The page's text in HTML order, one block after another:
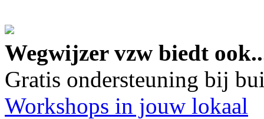
Wegwijzer vzw biedt
Gratis ondersteuning bij
Workshops in jouw lokaal